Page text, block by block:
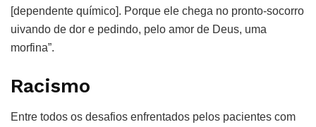
[dependente químico]. Porque ele chega no pronto-socorro
uivando de dor e pedindo, pelo amor de Deus, uma
morfina”.
Racismo
Entre todos os desafios enfrentados pelos pacientes com